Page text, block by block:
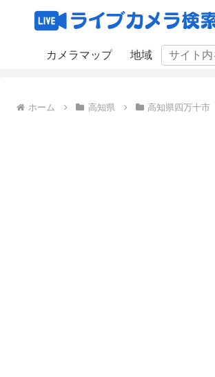
カメラマップ 地域
ホーム 高知県 高知県四万十市